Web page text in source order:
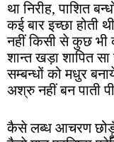
था निरीह, पाशित
कई बार इच्छा होती
नहीं किसी से कुछ भी
शान्त खड़ा शापित सा
सम्बन्धों को मधुर
अश्रु नहीं बन पाती
कैसे लब्ध आचरण